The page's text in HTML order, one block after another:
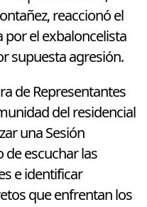
reaccionó el
por el exbaloncelista
supuesta agresión.
de Representantes
del residencial
una Sesión
escuchar las
e identificar
que enfrentan los